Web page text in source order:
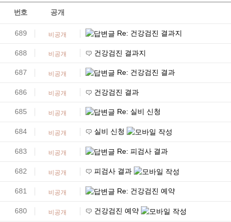
번호 공개
689 비공개 Re: 건강검진 결과지
688 비공개 건강검진 결과지
687 비공개 Re: 건강검진 결과
686 비공개 건강검진 결과
685 비공개 Re: 실비 신청
684 비공개 실비 신청
683 비공개 Re: 피검사 결과
682 비공개 피검사 결과
681 비공개 Re: 건강검진 예약
680 비공개 건강검진 예약